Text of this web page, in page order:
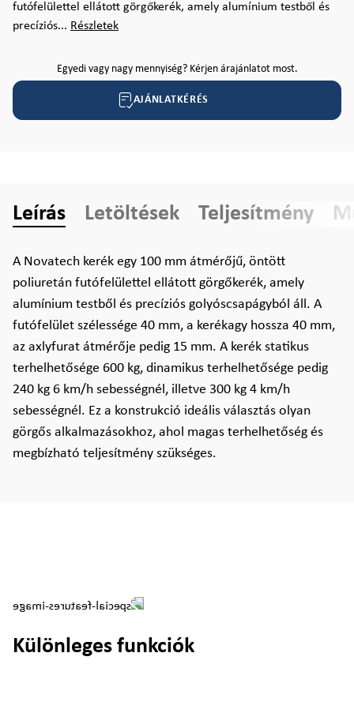
futófelülettel ellátott görgőkerék, amely alumínium testből és
precíziós... Részletek
Egyedi vagy nagy mennyiség? Kérjen árajánlatot most.
AJÁNLATKÉRÉS
Leírás Letöltések Teljesítmény
A Novatech kerék egy 100 mm átmérőjű, öntött
poliuretán futófelülettel ellátott görgőkerék, amely
alumínium testből és precíziós golyóscsapágyból áll. A
futófelület szélessége 40 mm, a kerékagy hossza 40 mm,
az axlyfurat átmérője pedig 15 mm. A kerék statikus
terhelhetősége 600 kg, dinamikus terhelhetősége pedig
240 kg 6 km/h sebességnél, illetve 300 kg 4 km/h
sebességnél. Ez a konstrukció ideális választás olyan
görgős alkalmazásokhoz, ahol magas terhelhetőség és
megbízható teljesítmény szükséges.
Különleges funkciók